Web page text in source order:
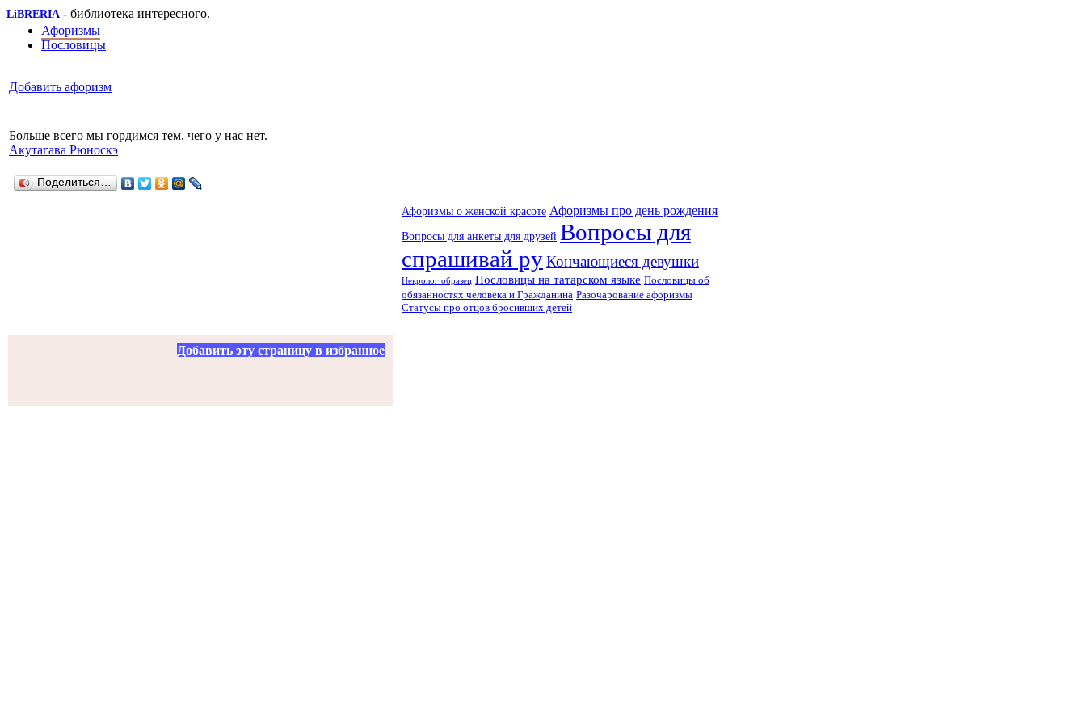
LiBRERIA - библиотека интересного.
Афоризмы
Пословицы
Добавить афоризм |
Больше всего мы гордимся тем, чего у нас нет.
Акутагава Рюноскэ
Поделиться…
Афоризмы о женской красоте Афоризмы про день рождения
Вопросы для анкеты для друзей Вопросы для
спрашивай руКончающиеся девушки
Некролог образец Пословицы на татарском языке Пословицы об
обязанностях человека и Гражданина Разочарование афоризмы
Статусы про отцов бросивших детей
Добавить эту страницу в избранное